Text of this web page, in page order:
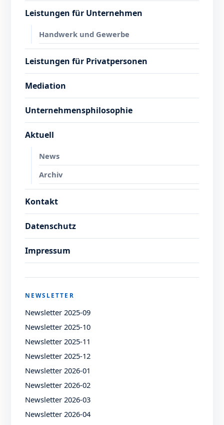
Leistungen für Unternehmen
Handwerk und Gewerbe
Leistungen für Privatpersonen
Mediation
Unternehmensphilosophie
Aktuell
News
Archiv
Kontakt
Datenschutz
Impressum
NEWSLETTER
Newsletter 2025-09
Newsletter 2025-10
Newsletter 2025-11
Newsletter 2025-12
Newsletter 2026-01
Newsletter 2026-02
Newsletter 2026-03
Newsletter 2026-04